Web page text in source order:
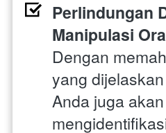
Perlindungan
Manipulasi
Dengan
yang
Anda juga